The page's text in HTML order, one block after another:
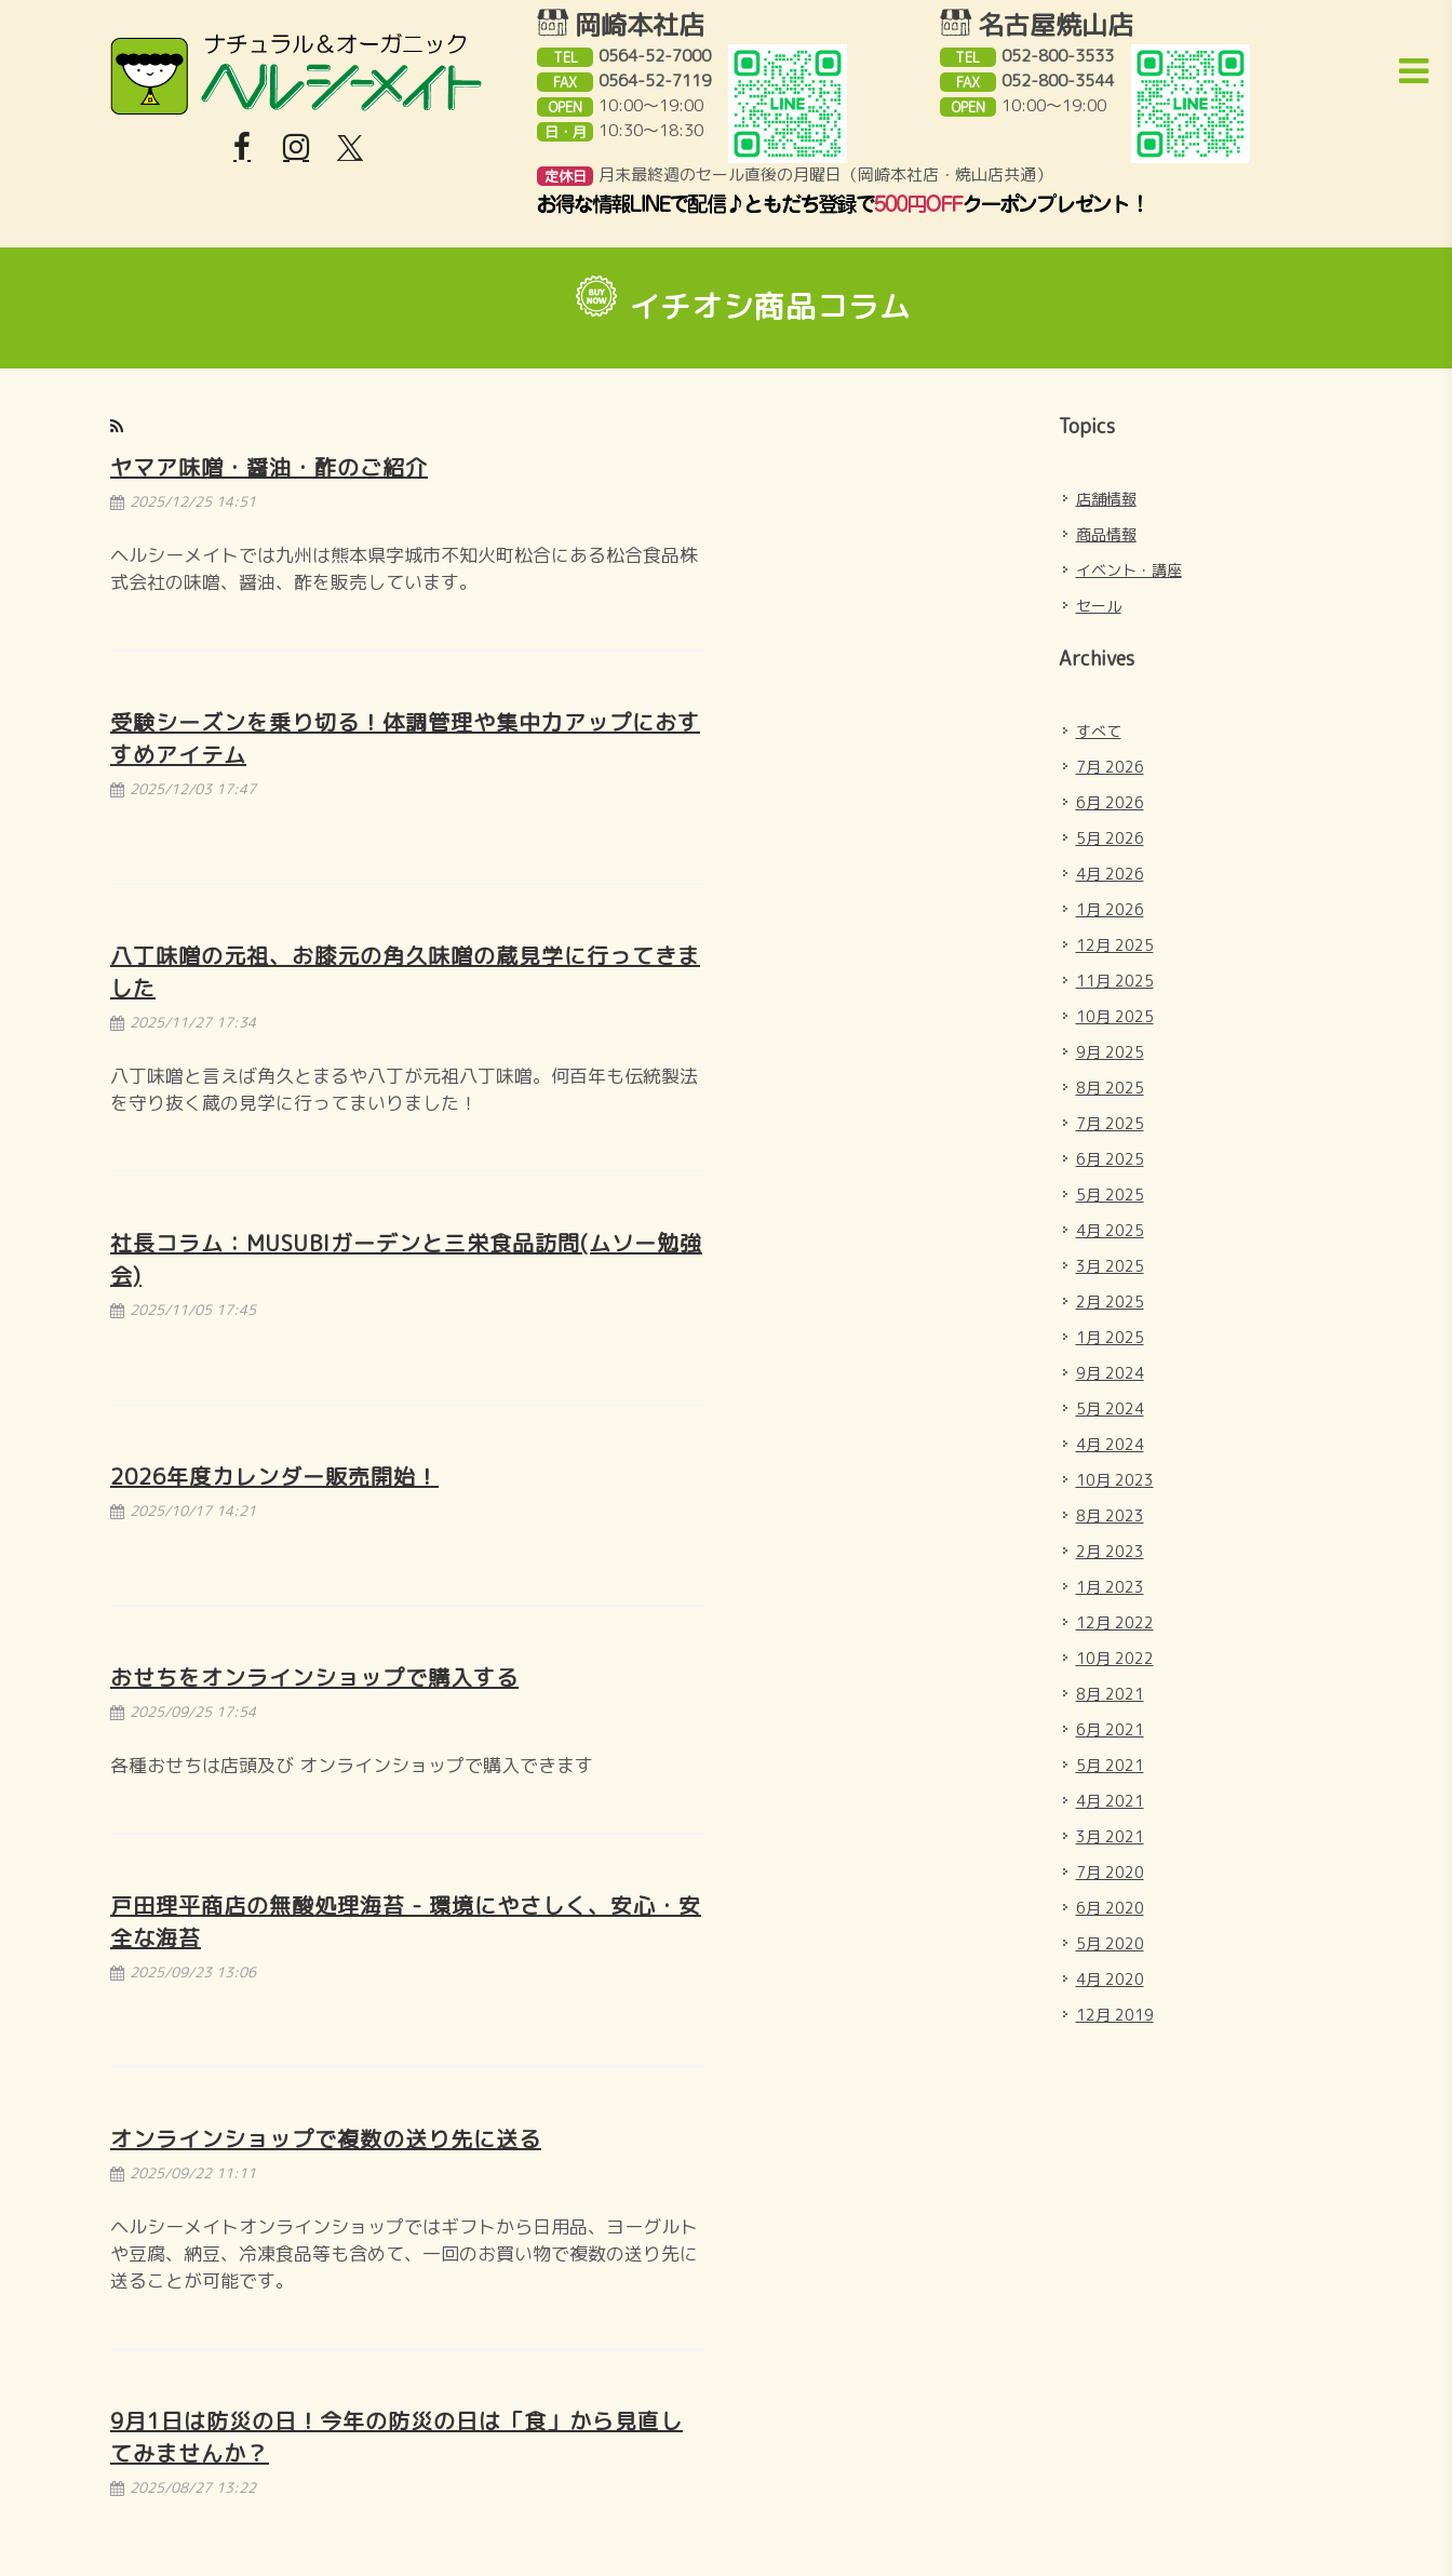
岡崎本社店
TEL 0564-52-7000
FAX 0564-52-7119
OPEN 10:00～19:00
日・月 10:30〜18:30
名古屋焼山店
TEL 052-800-3533
FAX 052-800-3544
OPEN 10:00～19:00
定休日 月末最終週のセール直後の月曜日（岡崎本社店・焼山店共通）
イチオシ商品コラム
ヤマア味噌・醤油・酢のご紹介
2025/12/25 14:51
ヘルシーメイトでは九州は熊本県字城市不知火町松合にある松合食品株
式会社の味噌、醤油、酢を販売しています。
受験シーズンを乗り切る！体調管理や集中力アップにおす
すめアイテム
2025/12/03 17:47
八丁味噌の元祖、お膝元の角久味噌の蔵見学に行ってきま
した
2025/11/27 17:34
八丁味噌と言えば角久とまるや八丁が元祖八丁味噌。何百年も伝統製法
を守り抜く蔵の見学に行ってまいりました！
社長コラム：MUSUBIガーデンと三栄食品訪問(ムソー勉強
会)
2025/11/05 17:45
2026年度カレンダー販売開始！
2025/10/17 14:21
おせちをオンラインショップで購入する
2025/09/25 17:54
各種おせちは店頭及び オンラインショップで購入できます
戸田理平商店の無酸処理海苔 - 環境にやさしく、安心・安
全な海苔
2025/09/23 13:06
オンラインショップで複数の送り先に送る
2025/09/22 11:11
ヘルシーメイトオンラインショップではギフトから日用品、ヨーグルト
や豆腐、納豆、冷凍食品等も含めて、一回のお買い物で複数の送り先に
送ることが可能です。
9月1日は防災の日！今年の防災の日は「食」から見直し
てみませんか？
2025/08/27 13:22
Topics
店舗情報
商品情報
イベント・講座
セール
Archives
すべて
7月 2026
6月 2026
5月 2026
4月 2026
1月 2026
12月 2025
11月 2025
10月 2025
9月 2025
8月 2025
7月 2025
6月 2025
5月 2025
4月 2025
3月 2025
2月 2025
1月 2025
9月 2024
5月 2024
4月 2024
10月 2023
8月 2023
2月 2023
1月 2023
12月 2022
10月 2022
8月 2021
6月 2021
5月 2021
4月 2021
3月 2021
7月 2020
6月 2020
5月 2020
4月 2020
12月 2019